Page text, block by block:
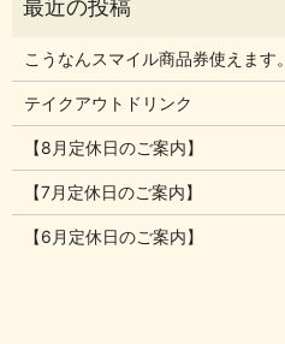
こうなんスマイル商品券使えます。
テイクアウトドリンク
【8月定休日のご案内】
【7月定休日のご案内】
【6月定休日のご案内】